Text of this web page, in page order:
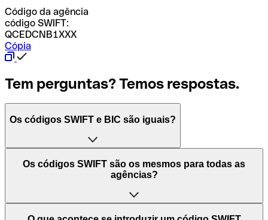
Código da agência
código SWIFT:
QCEDCNB1XXX
Cópia
Tem perguntas? Temos respostas.
Os códigos SWIFT e BIC são iguais?
O acrónimo SWIFT significa "Society for Worldwide
Interbank Financial Telecommunication (Sociedade para
Mundiais)". Trata-se de uma rede mundial onde se
processam pagamentos entre países. Por outro lado, BIC
Os códigos SWIFT são os mesmos para todas as
agências?